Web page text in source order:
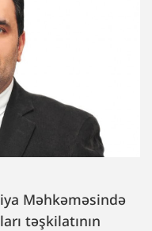
Məhkəməsində
təşkilatının